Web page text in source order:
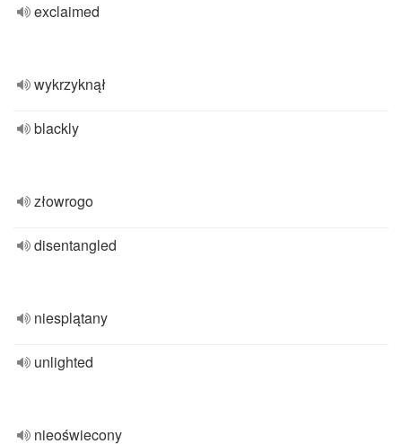
exclaimed
wykrzyknął
blackly
złowrogo
disentangled
niesplątany
unlighted
nieoświecony